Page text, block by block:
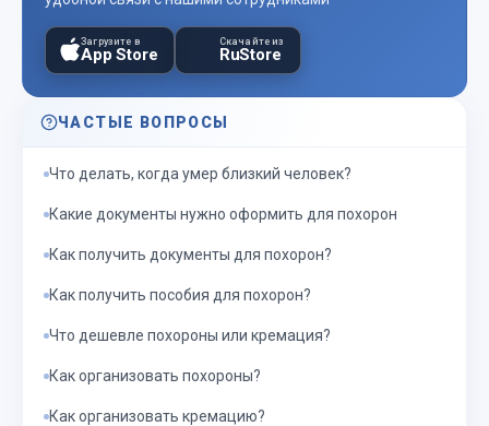
Загрузите в
App Store
Скачайте из
RuStore
ЧАСТЫЕ ВОПРОСЫ
Что делать, когда умер близкий человек?
Какие документы нужно оформить для похорон
Как получить документы для похорон?
Как получить пособия для похорон?
Что дешевле похороны или кремация?
Как организовать похороны?
Как организовать кремацию?